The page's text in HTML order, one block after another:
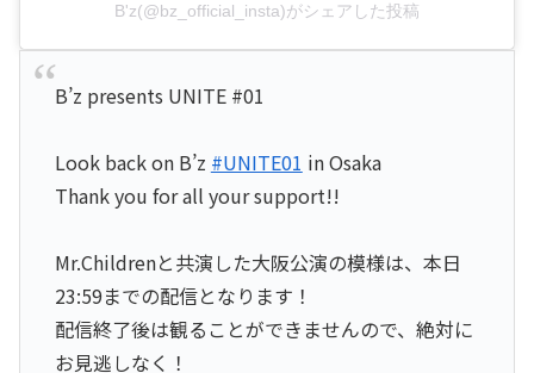
B'z(@bz_official_insta)がシェアした投稿
B’z presents UNITE #01
Look back on B’z #UNITE01 in Osaka
Thank you for all your support!!
Mr.Childrenと共演した大阪公演の模様は、本日
23:59までの配信となります！
配信終了後は観ることができませんので、絶対に
お見逃しなく！